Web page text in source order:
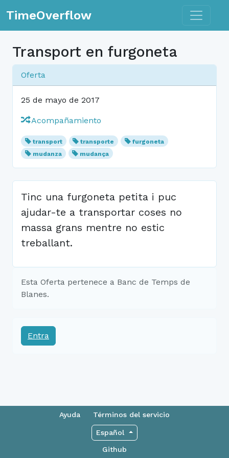
TimeOverflow Toggle
Transport en furgoneta
Oferta
25 de mayo de 2017
Acompañamiento
transport transporte
furgoneta
mudanza
mudança
Tinc una furgoneta petita i puc
ajudar-te a transportar coses no
massa grans mentre no estic
treballant.
Esta Oferta pertenece a Banc de Temps de
Blanes.
Entra
Ayuda Términos del servicio
Español
Github